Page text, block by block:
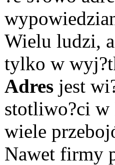
Wielu ludzi,
tylko w
Adresjest
stotliwo?ci w
wiele
Nawet firmy